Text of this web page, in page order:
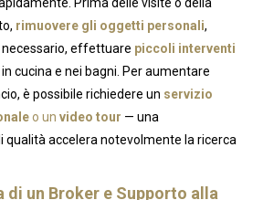
Prima delle visite o della
rimuovere gli oggetti personali,
necessario, effettuare piccoli interventi
cucina e nei bagni. Per aumentare
è possibile richiedere un servizio
o un video tour — una
qualità accelera notevolmente la ricerca
di un Broker e Supporto alla